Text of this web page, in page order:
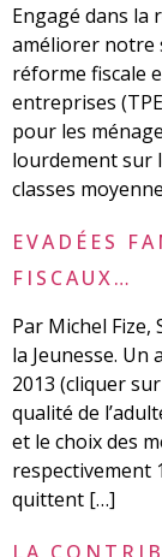
Engagé dans la
améliorer notre
réforme fiscale
entreprises
pour les
lourdement sur
classes
EVADÉES
FISCAUX…
Par Michel
la Jeunesse.
2013 (cliquer
qualité de
et le choix des
respectivement
quittent […]